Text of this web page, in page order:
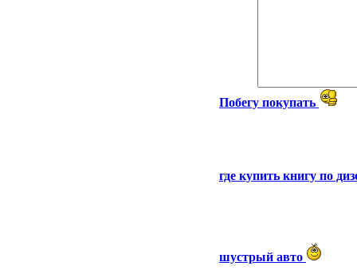
Побегу покупать
где купить книгу по
шустрый авто